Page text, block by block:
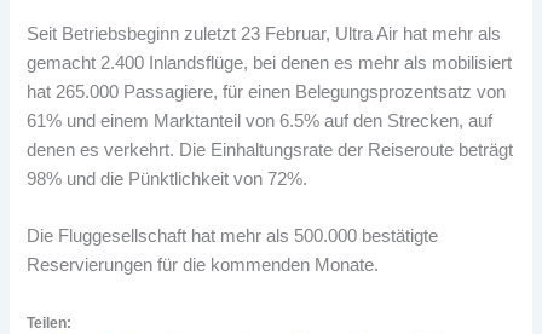
Seit Betriebsbeginn zuletzt 23 Februar, Ultra Air hat mehr als
gemacht 2.400 Inlandsflüge, bei denen es mehr als mobilisiert
hat 265.000 Passagiere, für einen Belegungsprozentsatz von
61% und einem Marktanteil von 6.5% auf den Strecken, auf
denen es verkehrt. Die Einhaltungsrate der Reiseroute beträgt
98% und die Pünktlichkeit von 72%.
Die Fluggesellschaft hat mehr als 500.000 bestätigte
Reservierungen für die kommenden Monate.
Teilen: